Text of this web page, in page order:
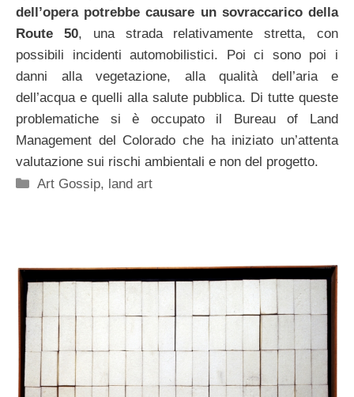
dell’opera potrebbe causare un sovraccarico della
Route 50, una strada relativamente stretta, con
possibili incidenti automobilistici. Poi ci sono poi i
danni alla vegetazione, alla qualità dell’aria e
dell’acqua e quelli alla salute pubblica. Di tutte queste
problematiche si è occupato il Bureau of Land
Management del Colorado che ha iniziato un’attenta
valutazione sui rischi ambientali e non del progetto.
Categorie
Art Gossip, land art